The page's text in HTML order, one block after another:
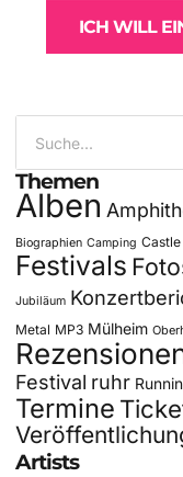
ICH WILL
Themen
Alben
Biographien Camping
Festivals
Jubiläum
Metal MP3 Mülheim
Festival ruhr
Termine
Artists